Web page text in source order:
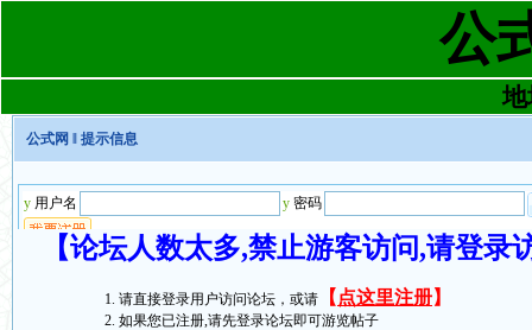
公
地
公式网 ‖ 提示信息
【论坛人数太多,禁止游客访问,请登
请直接登录用户访问论坛，或请 【 点这里注册】
如果您已注册,请先登录论坛即可游览帖子